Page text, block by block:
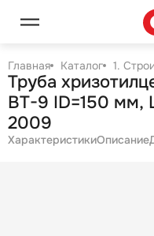
Главная Каталог 1.
Труба
ВТ-9 ID=150 мм, L=3,95п.м ГОСТ 31416-
2009
ХарактеристикиОписание